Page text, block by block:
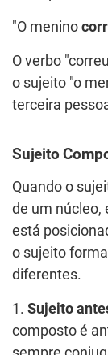
"O menino
O verbo
o sujeito "o
terceira
Sujeito
Quando o
de um núcleo,
está
o sujeito
diferentes.
1. Sujeito
composto é